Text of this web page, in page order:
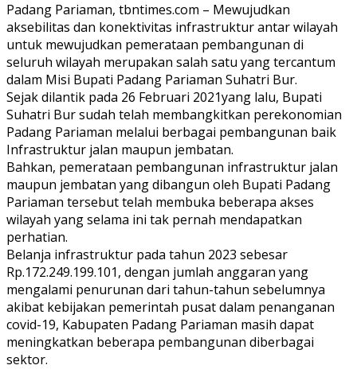
Padang Pariaman, tbntimes.com – Mewujudkan
aksebilitas dan konektivitas infrastruktur antar wilayah
untuk mewujudkan pemerataan pembangunan di
seluruh wilayah merupakan salah satu yang tercantum
dalam Misi Bupati Padang Pariaman Suhatri Bur.
Sejak dilantik pada 26 Februari 2021yang lalu, Bupati
Suhatri Bur sudah telah membangkitkan perekonomian
Padang Pariaman melalui berbagai pembangunan baik
Infrastruktur jalan maupun jembatan.
Bahkan, pemerataan pembangunan infrastruktur jalan
maupun jembatan yang dibangun oleh Bupati Padang
Pariaman tersebut telah membuka beberapa akses
wilayah yang selama ini tak pernah mendapatkan
perhatian.
Belanja infrastruktur pada tahun 2023 sebesar
Rp.172.249.199.101, dengan jumlah anggaran yang
mengalami penurunan dari tahun-tahun sebelumnya
akibat kebijakan pemerintah pusat dalam penanganan
covid-19, Kabupaten Padang Pariaman masih dapat
meningkatkan beberapa pembangunan diberbagai
sektor.